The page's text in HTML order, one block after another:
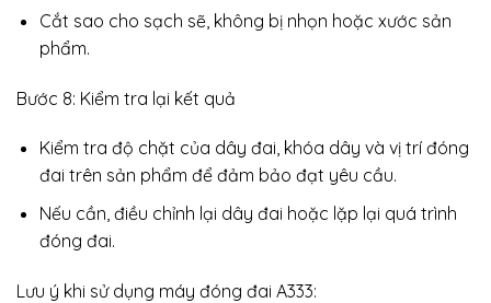
Cắt sao cho sạch sẽ, không bị nhọn hoặc xước sản
phẩm.
Bước 8: Kiểm tra lại kết quả
Kiểm tra độ chặt của dây đai, khóa dây và vị trí đóng
đai trên sản phẩm để đảm bảo đạt yêu cầu.
Nếu cần, điều chỉnh lại dây đai hoặc lặp lại quá trình
đóng đai.
Lưu ý khi sử dụng máy đóng đai A333: